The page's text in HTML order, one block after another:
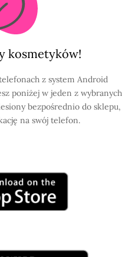
kosmetyków!
z system Android
poniżej w jeden z wybranych
bezpośrednio do sklepu,
na swój telefon.